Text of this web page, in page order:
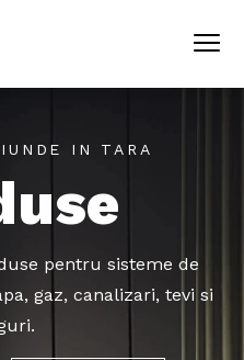
IN TARA
pentru sisteme de
gaz, canalizari, tevi si